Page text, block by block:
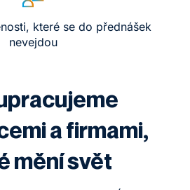
které se do přednášek
nevejdou
a firmami,
mění svět